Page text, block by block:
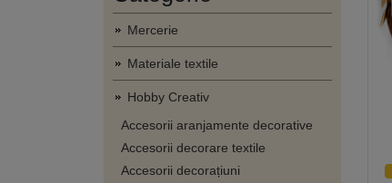
Mercerie
Materiale textile
Hobby Creativ
Accesorii aranjamente decorative
Accesorii decorare textile
Accesorii decorațiuni